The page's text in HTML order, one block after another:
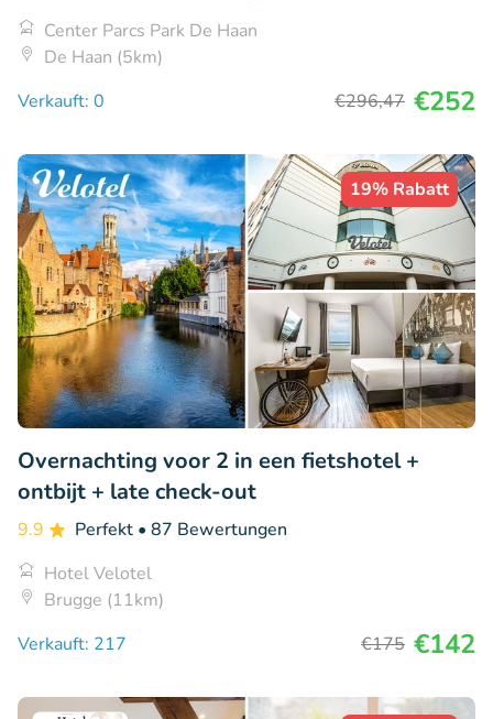
Center Parcs Park De Haan
De Haan (5km)
Verkauft: 0
€296,47 €252
19% Rabatt
Overnachting voor 2 in een fietshotel +
ontbijt + late check-out
9.9 Perfekt • 87 Bewertungen
Hotel Velotel
Brugge (11km)
Verkauft: 217
€175 €142